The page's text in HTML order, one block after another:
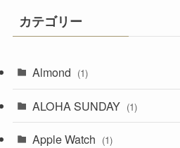
カテゴリー
Almond (1)
ALOHA SUNDAY (1)
Apple Watch (1)